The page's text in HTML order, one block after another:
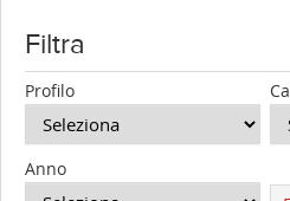
Filtra
Profilo
Anno